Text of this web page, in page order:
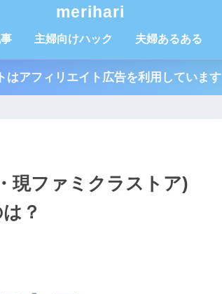
merihari
主婦向けハック 夫婦あるある
はアフィリエイト広告を利用しています
現ファミクラストア)
？